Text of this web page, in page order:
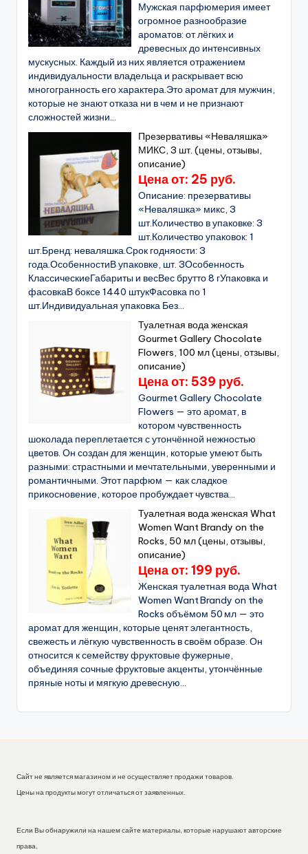
Мужская парфюмерия имеет
огромное разнообразие
ароматов: от лёгких и
древесных до интенсивных
мускусных. Каждый из них является отражением
индивидуальности владельца и раскрывает всю
многогранность его характера.Это аромат для мужчин,
которые не знают отказа ни в чем и не признают
сложностей жизни...
Презервативы «Неваляшка»
МИКС, 3 шт. (цены, отзывы,
описание)
Цена от: 25 руб.
Описание: презервативы
«Неваляшка» микс, 3
шт.Количество в упаковке: 3
шт.Количество упаковок: 1
шт.Бренд: неваляшка.Срок годняости: 3
года.ОсобенностиВ упаковке, шт. 3Особенность
КлассическиеГабариты и весВес брутто 8 гУпаковка и
фасовкаВ боксе 1440 штукФасовка по 1
шт.Индивидуальная упаковка Без...
Туалетная вода женская
Gourmet Gallery Chocolate
Flowers, 100 мл (цены, отзывы,
описание)
Цена от: 539 руб.
Gourmet Gallery Chocolate
Flowers — это аромат, в
котором чувственность
шоколада переплетается с утончённой нежностью
цветов. Он создан для женщин, которые умеют быть
разными: страстными и мечтательными, уверенными и
романтичными. Этот парфюм — как сладкое
прикосновение, которое пробуждает чувства...
Туалетная вода женская What
Women Want Brandy on the
Rocks, 50 мл (цены, отзывы,
описание)
Цена от: 199 руб.
Женская туалетная вода What
Women Want Brandy on the
Rocks объёмом 50 мл — это
аромат для женщин, которые ценят элегантность,
свежесть и лёгкую чувственность в своём образе. Он
относится к семейству фруктовые фужерные,
объединяя сочные фруктовые акценты, утончённые
пряные ноты и мягкую древесную...
Сайт не является магазином и не осуществляет продажи товаров.
Цены на продукты могут отличаться от заявленных.
Если Вы обнаружили на нашем сайте материалы, которые нарушают авторские
права,